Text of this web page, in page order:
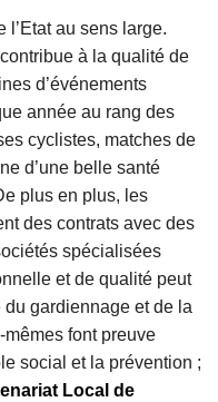
l’Etat au sens large.
à la qualité de
d’événements
année au rang des
cyclistes, matches de
d’une belle santé
plus en plus, les
des contrats avec des
spécialisées
et de qualité peut
gardiennage et de la
font preuve
social et la prévention ;
Local de